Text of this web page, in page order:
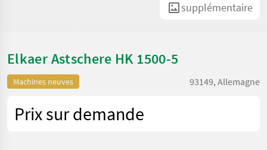
supplémentaire
Elkaer Astschere HK 1500-5
Machines neuves 93149, Allemagne
Prix sur demande